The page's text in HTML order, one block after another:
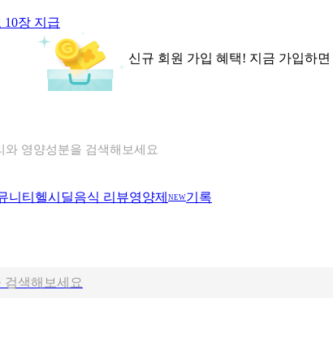
10장 지급
신규 회원 가입 혜택! 지금 가입하면
와 영양성분을 검색해보세요
니티 헬시딜음식 리뷰영양제 NEW기록
검색해보세요
색해보세요